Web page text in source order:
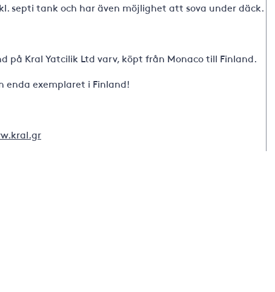
septi tank och har även möjlighet att sova under däck.
på Kral Yatcilik Ltd varv, köpt från Monaco till Finland.
enda exemplaret i Finland!